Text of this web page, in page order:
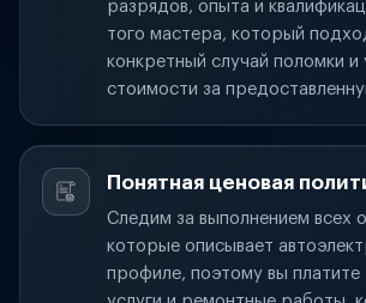
разрядов, опыта и
того мастера, который
конкретный случай поломки и
стоимости за
Понятная ценовая
Следим за выполнением всех
которые описывает
профиле, поэтому вы платите